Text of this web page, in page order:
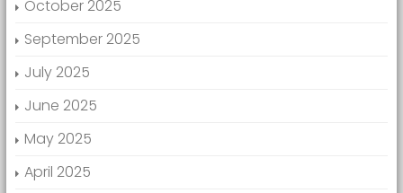
October 2025
September 2025
July 2025
June 2025
May 2025
April 2025